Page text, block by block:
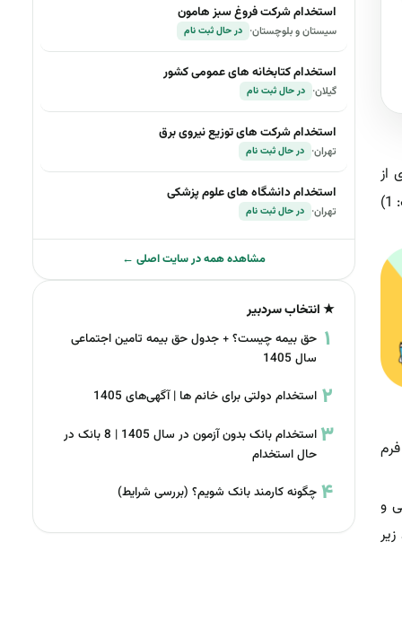
از
و
استخدام شرکت فروغ سبز هامون
سیستان و بلوچستان· در حال ثبت نام
استخدام کتابخانه های عمومی کشور
گیلان· در حال ثبت نام
استخدام شرکت های توزیع نیروی برق
تهران· در حال ثبت نام
استخدام دانشگاه های علوم پزشکی
تهران· در حال ثبت نام
مشاهده همه در سایت اصلی ←
★ انتخاب سردبیر
حق بیمه چیست؟ + جدول حق بیمه تامین اجتماعی
سال 1405
استخدام دولتی برای خانم ها | آگهی‌های 1405
استخدام بانک بدون آزمون در سال 1405 | 8 بانک در
حال استخدام
چگونه کارمند بانک شویم؟ (بررسی شرایط)